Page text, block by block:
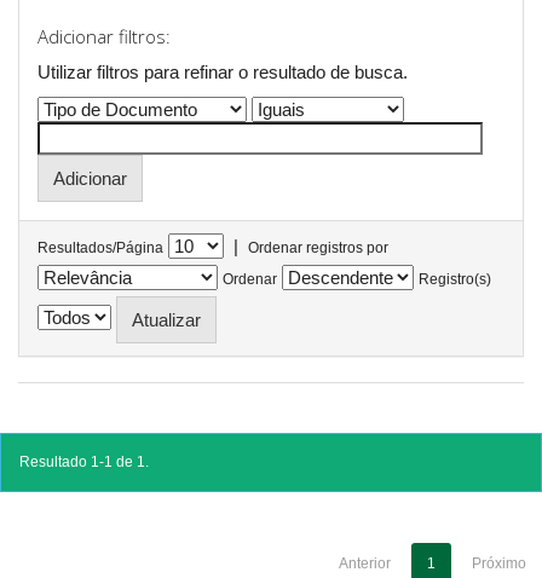
Adicionar filtros:
Utilizar filtros para refinar o resultado de busca.
Resultados/Página |
Ordenar registros por
Ordenar
Registro(s)
Resultado 1-1 de 1.
Anterior 1 Próximo